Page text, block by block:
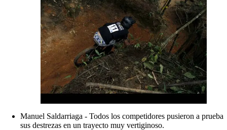
Manuel Saldarriaga - Todos los competidores pusieron a prueba
sus destrezas en un trayecto muy vertiginoso.